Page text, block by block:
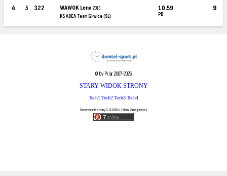
4 5 322 WAWOK Lena2013
KS ADEA Team Gliwice (SL)
10.59
PB
9
© by Pilar 2007-2026
STARY WIDOK STRONY
Tech1 Tech2Tech3Tech4
Generowanie strony 0.113528 s. | Mem: 2 megabytes